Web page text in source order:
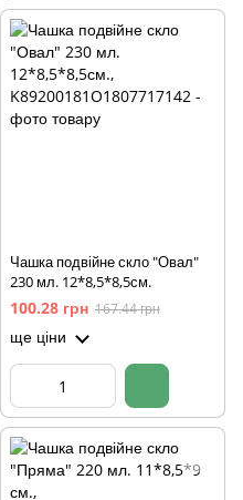
Чашка подвійне скло "Овал"
230 мл. 12*8,5*8,5см.
100.28 грн 167.44 грн
ще ціни